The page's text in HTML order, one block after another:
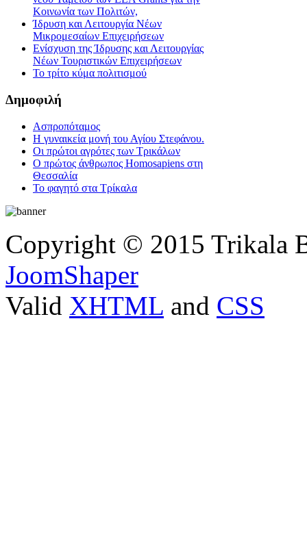
Κοινωνία των Πολιτών,
Ίδρυση και Λειτουργία Νέων
Μικρομεσαίων Επιχειρήσεων
Ενίσχυση της Ίδρυσης και Λειτουργίας
Νέων Τουριστικών Επιχειρήσεων
Το τρίτο κύμα πολιτισμού
Δημοφιλή
Ασπροπόταμος
Η γυναικεία μονή του Αγίου Στεφάνου.
Οι πρώτοι αγρότες των Τρικάλων
Ο πρώτος άνθρωπος Homosapiens στη
Θεσσαλία
Το φαγητό στα Τρίκαλα
Copyright © 2015 Trikala
JoomShaper
Valid XHTML and CSS